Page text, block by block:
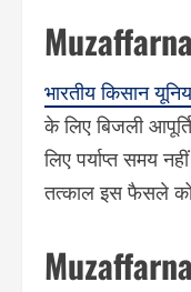
भारतीय किसान
के लिए बिजली
लिए पर्याप्त समय
तत्काल इस फैसले